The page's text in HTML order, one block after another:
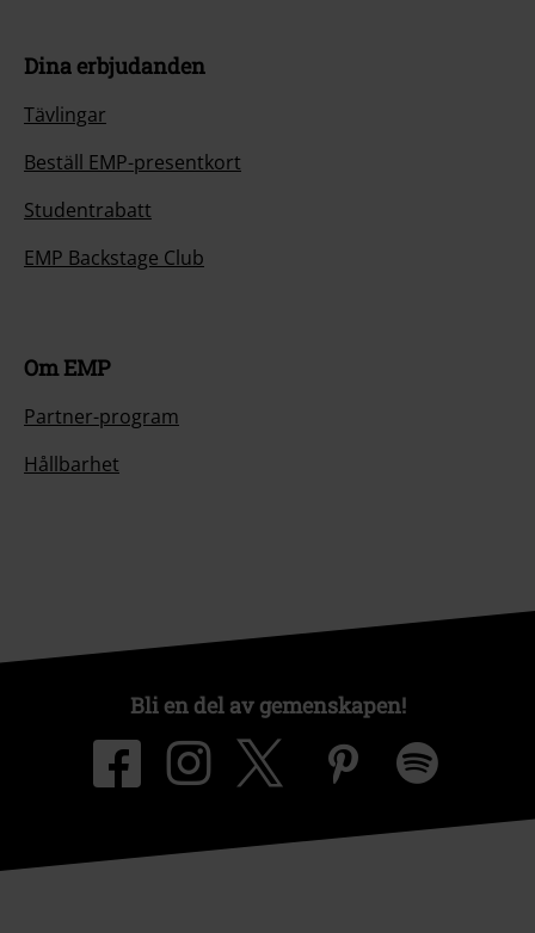
Dina erbjudanden
Tävlingar
Beställ EMP-presentkort
Studentrabatt
EMP Backstage Club
Om EMP
Partner-program
Hållbarhet
Bli en del av gemenskapen!